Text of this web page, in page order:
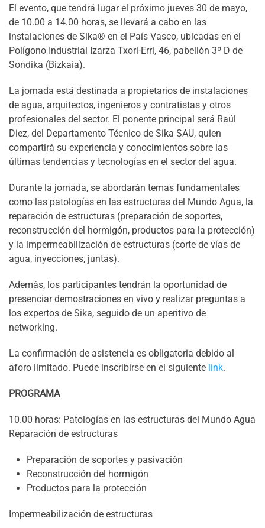
El evento, que tendrá lugar el próximo jueves 30 de mayo,
de 10.00 a 14.00 horas, se llevará a cabo en las
instalaciones de Sika® en el País Vasco, ubicadas en el
Polígono Industrial Izarza Txori-Erri, 46, pabellón 3º D de
Sondika (Bizkaia).
La jornada está destinada a propietarios de instalaciones
de agua, arquitectos, ingenieros y contratistas y otros
profesionales del sector. El ponente principal será Raúl
Diez, del Departamento Técnico de Sika SAU, quien
compartirá su experiencia y conocimientos sobre las
últimas tendencias y tecnologías en el sector del agua.
Durante la jornada, se abordarán temas fundamentales
como las patologías en las estructuras del Mundo Agua, la
reparación de estructuras (preparación de soportes,
reconstrucción del hormigón, productos para la protección)
y la impermeabilización de estructuras (corte de vías de
agua, inyecciones, juntas).
Además, los participantes tendrán la oportunidad de
presenciar demostraciones en vivo y realizar preguntas a
los expertos de Sika, seguido de un aperitivo de
networking.
La confirmación de asistencia es obligatoria debido al
aforo limitado. Puede inscribirse en el siguiente link.
PROGRAMA
10.00 horas: Patologías en las estructuras del Mundo Agua
Reparación de estructuras
Preparación de soportes y pasivación
Reconstrucción del hormigón
Productos para la protección
Impermeabilización de estructuras